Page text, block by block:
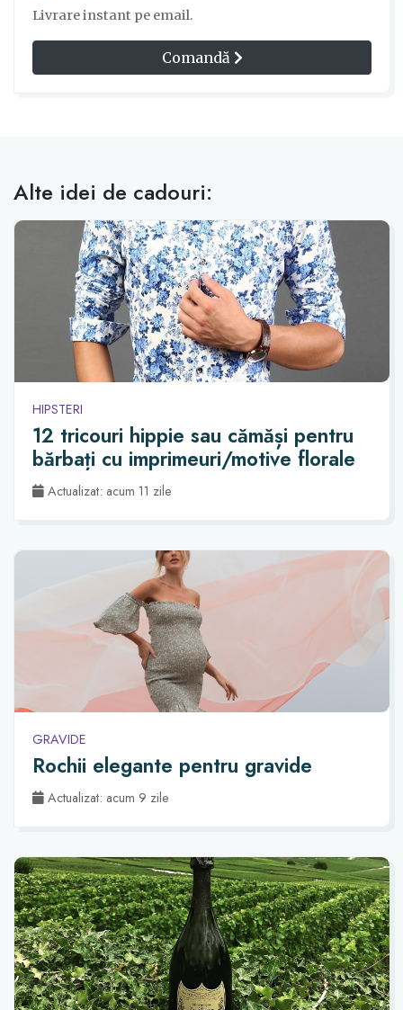
Livrare instant pe email.
Comandă
Alte idei de cadouri:
HIPSTERI
12 tricouri hippie sau cămăși pentru
bărbați cu imprimeuri/motive florale
Actualizat: acum 11 zile
GRAVIDE
Rochii elegante pentru gravide
Actualizat: acum 9 zile